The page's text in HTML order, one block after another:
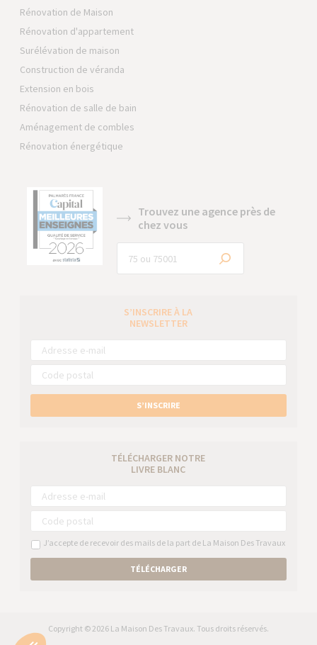
Rénovation de Maison
Rénovation d'appartement
Surélévation de maison
Construction de véranda
Extension en bois
Rénovation de salle de bain
Aménagement de combles
Rénovation énergétique
Trouvez une agence près de
chez vous
S’INSCRIRE À LA
NEWSLETTER
S’INSCRIRE
TÉLÉCHARGER NOTRE
LIVRE BLANC
J’accepte de recevoir des mails de la part de La Maison Des Travaux
TÉLÉCHARGER
Copyright © 2026 La Maison Des Travaux. Tous droits réservés.